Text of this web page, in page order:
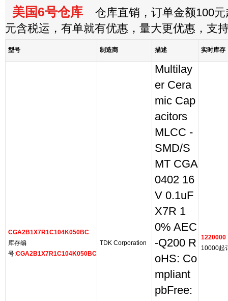
美国6号仓库 仓库直销，订单金额100元
元含税运，有单就有优惠，量大更优惠，支
型号 制造商 描述 实时库存
CGA2B1X7R1C104K050BC
库存编
号:CGA2B1X7R1C104K050BC
TDK Corporation
Multilay
er Cera
mic Cap
acitors
MLCC -
SMD/S
MT CGA
0402 16
V 0.1uF
X7R 1
0% AEC
-Q200 R
oHS: Co
mpliant
pbFree:
1220000
10000起